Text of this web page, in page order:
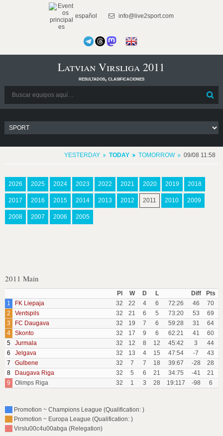
español info@live2sport.com
Latvian Virsliga 2011
resultados, clasificaciones
YESTERDAY TODAY TOMORROW 09/08 11:58
2026 2025 2024 2023 2022 2021 2020 2019 2018
2017 2016 2015 2014 2013 2012 2011 2010 2009
2008 2007 2006 2005
2011 Main
Pl W D L Diff
Pts
1
FK Liepaja 32 22 4 6 72:26 46
70
2
Ventspils 32 21 6 5 73:20 53
69
3
FC Daugava 32 19 7 6 59:28 31
64
4
Skonto 32 17 9 6 62:21 41
60
5
Jurmala 32 12 8 12 45:42 3
44
6
Jelgava 32 13 4 15 47:54 -7
43
7
Gulbene 32 7 7 18 39:67 -28
28
8
Daugava Riga 32 5 6 21 34:75 -41
21
9
Olimps Riga 32 1 3 28 19:117 -98 6
Promotion ~ Champions League (Qualification: )
Promotion ~ Europa League (Qualification: )
Virslu00c4u00abga (Relegation)